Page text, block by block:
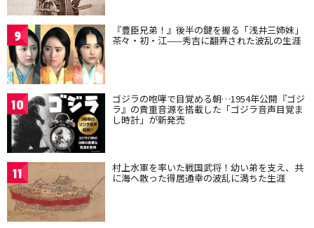
9 『豊臣兄弟！』後半の鍵を握る「浅井三姉妹」
茶々・初・江——秀吉に翻弄された波乱の生涯
10 ゴジラの咆哮で目覚める朝…1954年公開『ゴジ
ラ』の貴重音源を搭載した「ゴジラ音声目覚ま
し時計」が新発売
11 村上水軍を率いた戦国武将！幼い弟を支え、共
に海へ散った得居通幸の波乱に満ちた生涯